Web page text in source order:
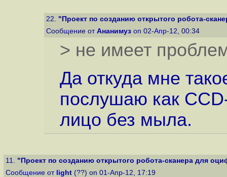
22. "Проект по созданию открытого робота-
Сообщение от Ананимуз on 02-Апр-12, 00:34
> не имеет
Да откуда мне
послушаю как
лицо без мыла.
11. "Проект по созданию открытого робота-сканера для
Сообщение от light (??) on 01-Апр-12, 17:19